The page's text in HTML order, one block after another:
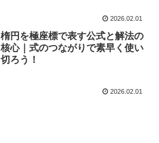
2026.02.01
楕円を極座標で表す公式と解法の
核心｜式のつながりで素早く使い
切ろう！
2026.02.01